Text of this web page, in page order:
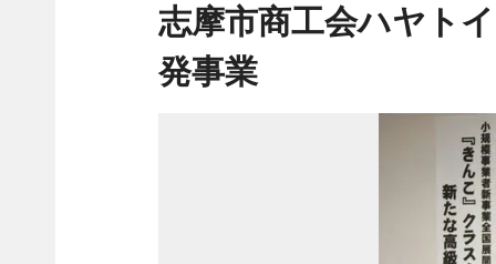
志摩市商工会ハヤト
発事業